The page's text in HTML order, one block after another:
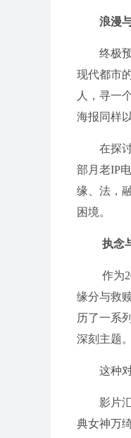
浪漫
终极
现代都市
人，寻一
海报同样
在探
部月老IP
缘、法，
困境。
执念
作为
缘分与救
历了一系
深刻主题。
这种
影片
典女神万